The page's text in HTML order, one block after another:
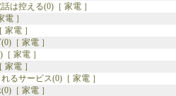
は控える(0)［ 家電 ］
］
電 ］
［ 家電 ］
家電 ］
電 ］
るサービス(0)［ 家電 ］
［ 家電 ］